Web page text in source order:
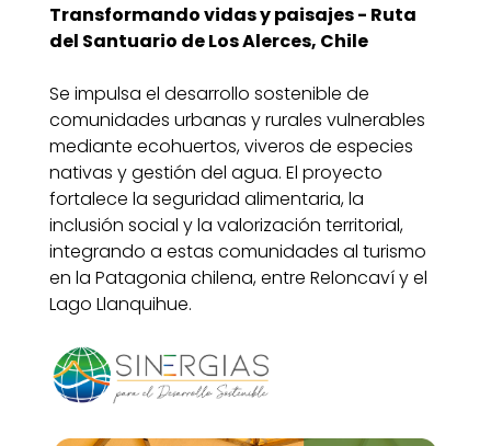
Transformando vidas y paisajes - Ruta
del Santuario de Los Alerces, Chile
Se impulsa el desarrollo sostenible de
comunidades urbanas y rurales vulnerables
mediante ecohuertos, viveros de especies
nativas y gestión del agua. El proyecto
fortalece la seguridad alimentaria, la
inclusión social y la valorización territorial,
integrando a estas comunidades al turismo
en la Patagonia chilena, entre Reloncaví y el
Lago Llanquihue.